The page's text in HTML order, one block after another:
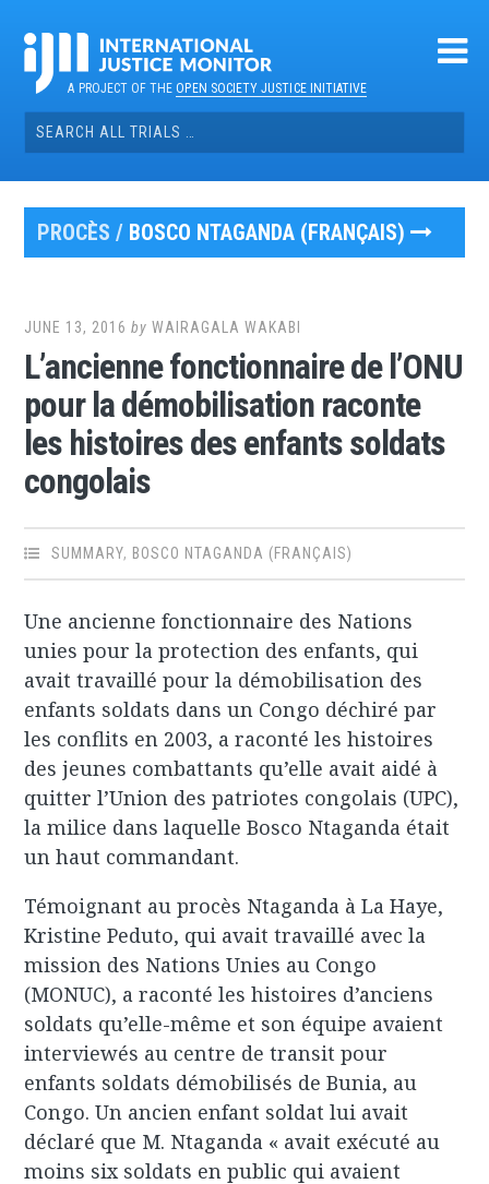
contentA PROJECT OF THEOPEN SOCIETY JUSTICE INITIATIVE
Search
for:
PROCÈS / BOSCO NTAGANDA (FRANÇAIS)
JUNE 13, 2016 byWAIRAGALA WAKABI
L’ancienne fonctionnaire de l’ONU
pour la démobilisation raconte
les histoires des enfants soldats
congolais
SUMMARY, BOSCO NTAGANDA (FRANÇAIS)
Une ancienne fonctionnaire des Nations
unies pour la protection des enfants, qui
avait travaillé pour la démobilisation des
enfants soldats dans un Congo déchiré par
les conflits en 2003, a raconté les histoires
des jeunes combattants qu’elle avait aidé à
quitter l’Union des patriotes congolais (UPC),
la milice dans laquelle Bosco Ntaganda était
un haut commandant.
Témoignant au procès Ntaganda à La Haye,
Kristine Peduto, qui avait travaillé avec la
mission des Nations Unies au Congo
(MONUC), a raconté les histoires d’anciens
soldats qu’elle-même et son équipe avaient
interviewés au centre de transit pour
enfants soldats démobilisés de Bunia, au
Congo. Un ancien enfant soldat lui avait
déclaré que M. Ntaganda « avait exécuté au
moins six soldats en public qui avaient